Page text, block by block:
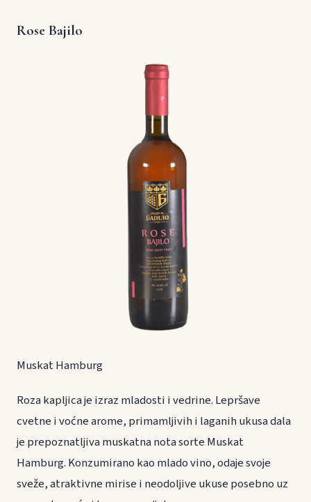
Rose Bajilo
Muskat Hamburg
Roza kapljica je izraz mladosti i vedrine. Lepršave
cvetne i voćne arome, primamljivih i laganih ukusa dala
je prepoznatljiva muskatna nota sorte Muskat
Hamburg. Konzumirano kao mlado vino, odaje svoje
sveže, atraktivne mirise i neodoljive ukuse posebno uz